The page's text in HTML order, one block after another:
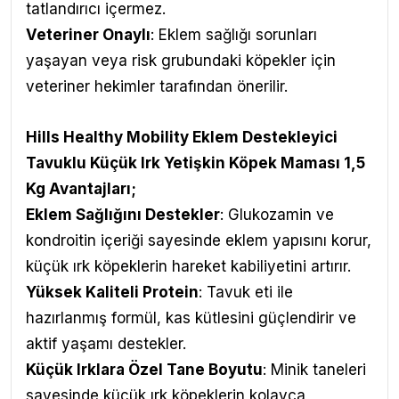
tatlandırıcı içermez.
Veteriner Onaylı: Eklem sağlığı sorunları
yaşayan veya risk grubundaki köpekler için
veteriner hekimler tarafından önerilir.
Hills Healthy Mobility Eklem Destekleyici
Tavuklu Küçük Irk Yetişkin Köpek Maması 1,5
Kg Avantajları;
Eklem Sağlığını Destekler: Glukozamin ve
kondroitin içeriği sayesinde eklem yapısını korur,
küçük ırk köpeklerin hareket kabiliyetini artırır.
Yüksek Kaliteli Protein: Tavuk eti ile
hazırlanmış formül, kas kütlesini güçlendirir ve
aktif yaşamı destekler.
Küçük Irklara Özel Tane Boyutu: Minik taneleri
sayesinde küçük ırk köpeklerin kolayca